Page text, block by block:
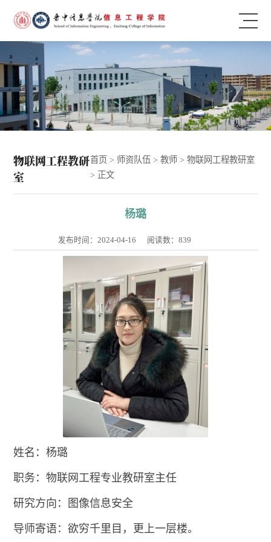
物联网工程教研
室
首页 > 师资队伍 > 教师 > 物联网工程教研室
> 正文
杨璐
发布时间：2024-04-16 阅读数： 839
姓名：杨璐
职务：物联网工程专业教研室主任
研究方向：图像信息安全
导师寄语：欲穷千里目，更上一层楼。